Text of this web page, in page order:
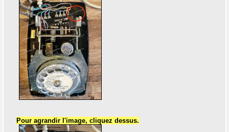
Pour agrandir l'image, cliquez dessus.